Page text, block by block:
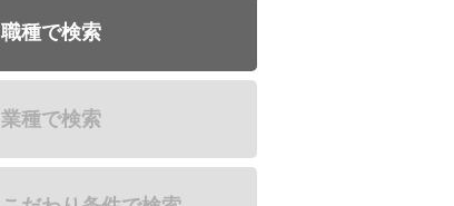
職種で検索
業種で検索